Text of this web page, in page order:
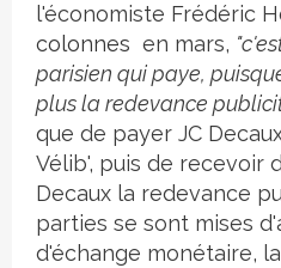
l'économiste Frédéric
colonnes en mars,
parisien qui paye,
plus la redevance
que de payer JC
Vélib', puis de recevoir
Decaux la redevance
parties se sont mises
d'échange monétaire,